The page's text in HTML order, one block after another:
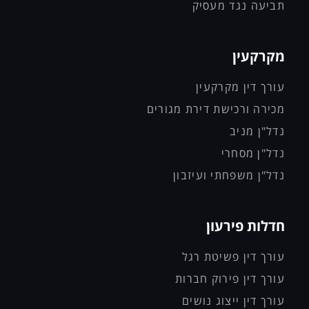
תביעה נגד מעסיק
מקרקעין
עורך דין מקרקעין
מכירה ורכישת דירת מגורים
נדל"ן מניב
נדל"ן מסחרי
נדל"ן משפחתי ועיזבון
חדלות פירעון
עורך דין פשיטת רגל
עורך דין פירוק חברות
עורך דין ייצוג נושים